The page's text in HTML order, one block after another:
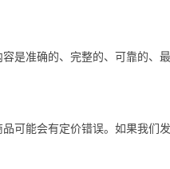
是准确的、完整的、可靠的、
可能会有定价错误。如果我们